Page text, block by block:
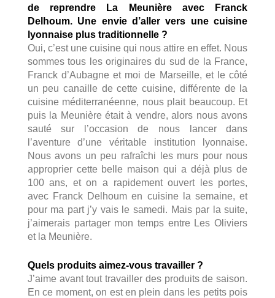
de reprendre La Meunière avec Franck
Delhoum. Une envie d’aller vers une cuisine
lyonnaise plus traditionnelle ?
Oui, c’est une cuisine qui nous attire en effet. Nous
sommes tous les originaires du sud de la France,
Franck d’Aubagne et moi de Marseille, et le côté
un peu canaille de cette cuisine, différente de la
cuisine méditerranéenne, nous plait beaucoup. Et
puis la Meunière était à vendre, alors nous avons
sauté sur l’occasion de nous lancer dans
l’aventure d’une véritable institution lyonnaise.
Nous avons un peu rafraîchi les murs pour nous
approprier cette belle maison qui a déjà plus de
100 ans, et on a rapidement ouvert les portes,
avec Franck Delhoum en cuisine la semaine, et
pour ma part j’y vais le samedi. Mais par la suite,
j’aimerais partager mon temps entre Les Oliviers
et la Meunière.
Quels produits aimez-vous travailler ?
J’aime avant tout travailler des produits de saison.
En ce moment, on est en plein dans les petits pois